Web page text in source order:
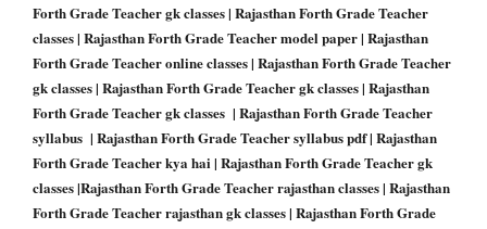
Forth Grade Teacher gk classes | Rajasthan Forth Grade Teacher
classes | Rajasthan Forth Grade Teacher model paper | Rajasthan
Forth Grade Teacher online classes | Rajasthan Forth Grade Teacher
gk classes | Rajasthan Forth Grade Teacher gk classes | Rajasthan
Forth Grade Teacher gk classes | Rajasthan Forth Grade Teacher
syllabus | Rajasthan Forth Grade Teacher syllabus pdf | Rajasthan
Forth Grade Teacher kya hai | Rajasthan Forth Grade Teacher gk
classes |Rajasthan Forth Grade Teacher rajasthan classes | Rajasthan
Forth Grade Teacher rajasthan gk classes | Rajasthan Forth Grade